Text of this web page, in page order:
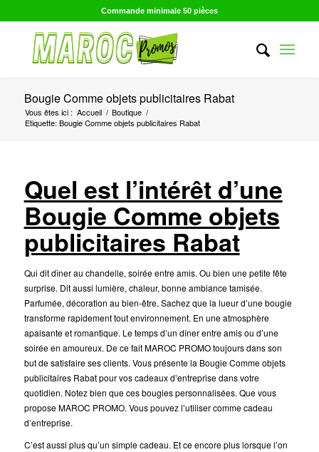
Commande minimale 50 pièces
Bougie Comme objets publicitaires Rabat
Vous êtes ici : Accueil / Boutique /
Etiquette: Bougie Comme objets publicitaires Rabat
Quel est l’intérêt d’une
Bougie Comme objets
publicitaires Rabat
Qui dit dîner au chandelle, soirée entre amis. Ou bien une petite fête
surprise. Dit aussi lumière, chaleur, bonne ambiance tamisée.
Parfumée, décoration au bien-être. Sachez que la lueur d’une bougie
transforme rapidement tout environnement. En une atmosphère
apaisante et romantique. Le temps d’un dîner entre amis ou d’une
soirée en amoureux. De ce fait MAROC PROMO toujours dans son
but de satisfaire ses clients. Vous présente la Bougie Comme objets
publicitaires Rabat pour vos cadeaux d’entreprise dans votre
quotidien. Notez bien que ces bougies personnalisées. Que vous
propose MAROC PROMO. Vous pouvez l’utiliser comme cadeau
d’entreprise.
C’est aussi plus qu’un simple cadeau. Et ce encore plus lorsque l’on